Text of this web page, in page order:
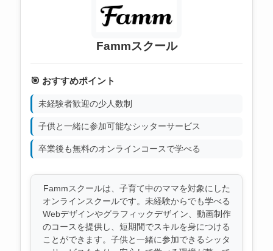
Fammスクール
🎯 おすすめポイント
未経験者歓迎の少人数制
子供と一緒に参加可能なシッターサービス
卒業後も無料のオンラインコースで学べる
Fammスクールは、子育て中のママを対象にした
オンラインスクールです。未経験からでも学べる
Webデザインやグラフィックデザイン、動画制作
のコースを提供し、短期間でスキルを身につける
ことができます。子供と一緒に参加できるシッタ